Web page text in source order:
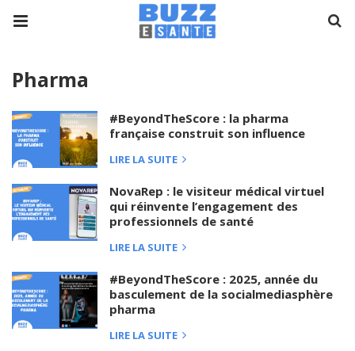
Pharma
#BeyondTheScore : la pharma
française construit son influence
LIRE LA SUITE
NovaRep : le visiteur médical virtuel
qui réinvente l’engagement des
professionnels de santé
LIRE LA SUITE
#BeyondTheScore : 2025, année du
basculement de la socialmediasphère
pharma
LIRE LA SUITE